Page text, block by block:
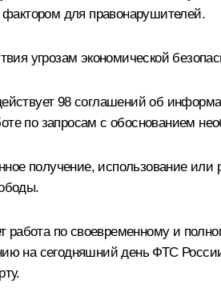
для правонарушителей.
угрозам экономической
98 соглашений об
по запросам с обоснованием
получение, использование
по своевременному и
на сегодняшний день ФТС